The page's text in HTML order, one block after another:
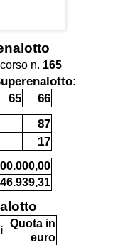
n. 165
65 66
87
17
Quota in
euro